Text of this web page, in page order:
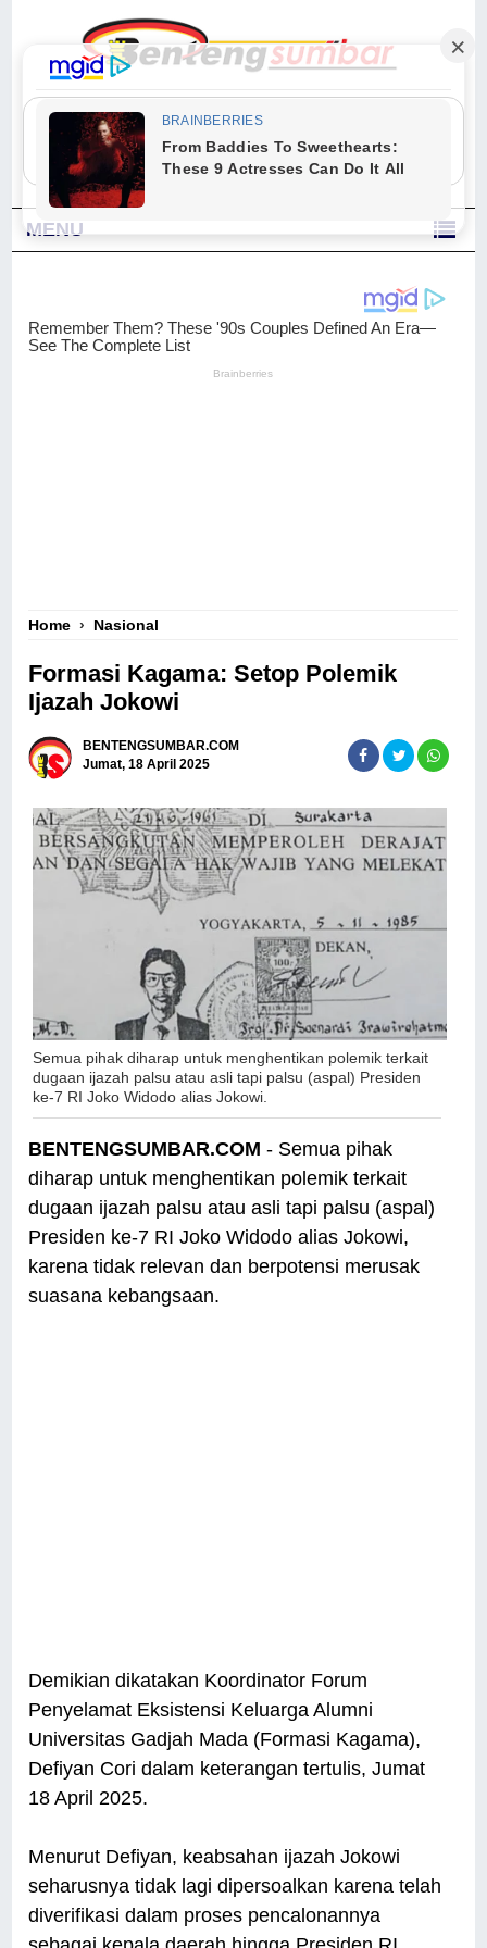
"Sesungguhnya Allah dan para malaikat-Nya berselawat untuk Nabi.
Wahai orang-orang yang beriman, berselawatlah kamu untuk Nabi dan
ucapkanlah salam dengan penuh penghormatan kepadanya." (Qs. Al
Ahzab Ayat 56)
MENU
Home › Nasional
Formasi Kagama: Setop Polemik
Ijazah Jokowi
BENTENGSUMBAR.COM
Jumat, 18 April 2025
Semua pihak diharap untuk menghentikan polemik terkait
dugaan ijazah palsu atau asli tapi palsu (aspal) Presiden
ke-7 RI Joko Widodo alias Jokowi.
BENTENGSUMBAR.COM - Semua pihak
diharap untuk menghentikan polemik terkait
dugaan ijazah palsu atau asli tapi palsu (aspal)
Presiden ke-7 RI Joko Widodo alias Jokowi,
karena tidak relevan dan berpotensi merusak
suasana kebangsaan.
Demikian dikatakan Koordinator Forum
Penyelamat Eksistensi Keluarga Alumni
Universitas Gadjah Mada (Formasi Kagama),
Defiyan Cori dalam keterangan tertulis, Jumat
18 April 2025.
Menurut Defiyan, keabsahan ijazah Jokowi
seharusnya tidak lagi dipersoalkan karena telah
diverifikasi dalam proses pencalonannya